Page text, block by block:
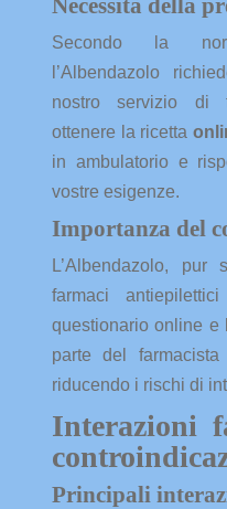
Necessità della
Secondo la
l’Albendazolo
nostro servizio di
ottenere la ricetta
in ambulatorio e
vostre esigenze.
Importanza del
L’Albendazolo, pur
farmaci
questionario online e
parte del
riducendo i rischi di
Interazioni
Principali